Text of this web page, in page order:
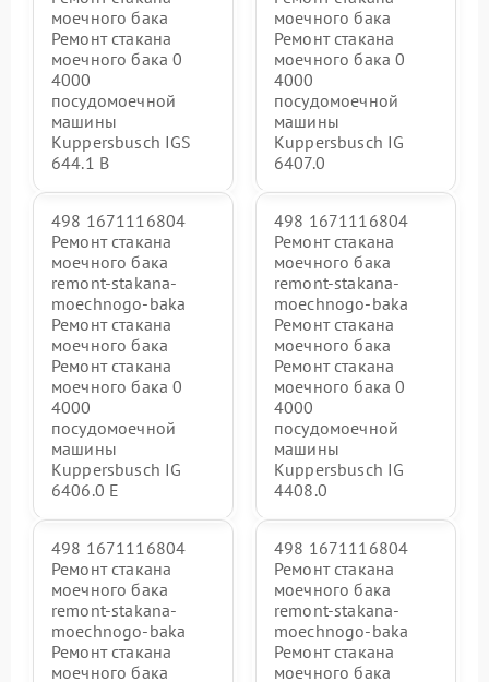
моечного бака
Ремонт стакана
моечного бака 0
4000
посудомоечной
машины
Kuppersbusch IGS
644.1 B
моечного бака
Ремонт стакана
моечного бака 0
4000
посудомоечной
машины
Kuppersbusch IG
6407.0
498 1671116804
Ремонт стакана
моечного бака
remont-stakana-
moechnogo-baka
Ремонт стакана
моечного бака
Ремонт стакана
моечного бака 0
4000
посудомоечной
машины
Kuppersbusch IG
6406.0 E
498 1671116804
Ремонт стакана
моечного бака
remont-stakana-
moechnogo-baka
Ремонт стакана
моечного бака
Ремонт стакана
моечного бака 0
4000
посудомоечной
машины
Kuppersbusch IG
4408.0
498 1671116804
Ремонт стакана
моечного бака
remont-stakana-
moechnogo-baka
Ремонт стакана
моечного бака
498 1671116804
Ремонт стакана
моечного бака
remont-stakana-
moechnogo-baka
Ремонт стакана
моечного бака